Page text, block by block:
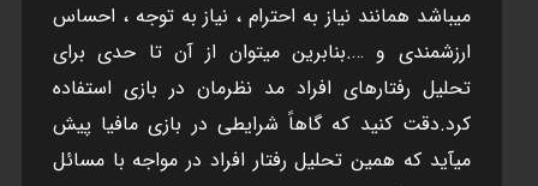
ميباشد همانند نياز به احترام ، نياز به توجه ، احساس
ارزشمندی و ….بنابرين ميتوان از آن تا حدی برای
تحليل رفتارهای افراد مد نظرمان در بازی استفاده
کرد.دقت کنيد که گاهاً شرايطی در بازی مافيا پيش
ميآيد که همين تحليل رفتار افراد در مواجه با مسائل